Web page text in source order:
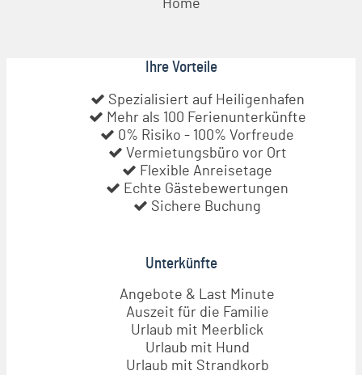
Ihre Vorteile
Spezialisiert auf Heiligenhafen
Mehr als 100 Ferienunterkünfte
0% Risiko - 100% Vorfreude
Vermietungsbüro vor Ort
Flexible Anreisetage
Echte Gästebewertungen
Sichere Buchung
Unterkünfte
Angebote & Last Minute
Auszeit für die Familie
Urlaub mit Meerblick
Urlaub mit Hund
Urlaub mit Strandkorb